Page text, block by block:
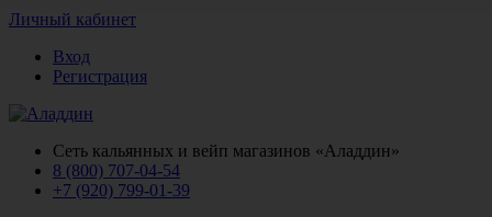
Личный кабинет
Вход
Регистрация
Сеть кальянных и вейп магазинов «Аладдин»
8 (800) 707-04-54
+7 (920) 799-01-39